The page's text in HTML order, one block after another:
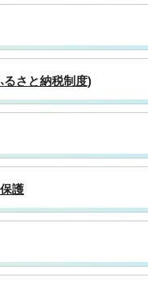
るさと納税制度)
護